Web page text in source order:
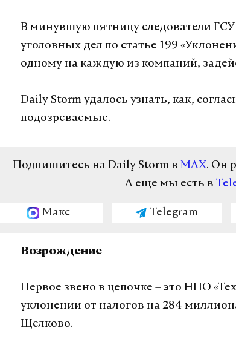
В минувшую пятницу следователи
уголовных дел по статье 199
одному на каждую из компаний,
Daily Storm удалось узнать, как,
подозреваемые.
Подпишитесь на Daily Storm в MAX. Он
А еще мы есть в
Макс Telegram
Возрождение
Первое звено в цепочке – это НПО
уклонении от налогов на 284
Щелково.